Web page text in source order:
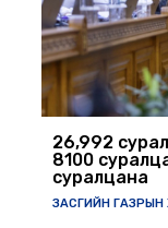
26,992
8100
суралцана
ЗАСГИЙН ГАЗРЫН